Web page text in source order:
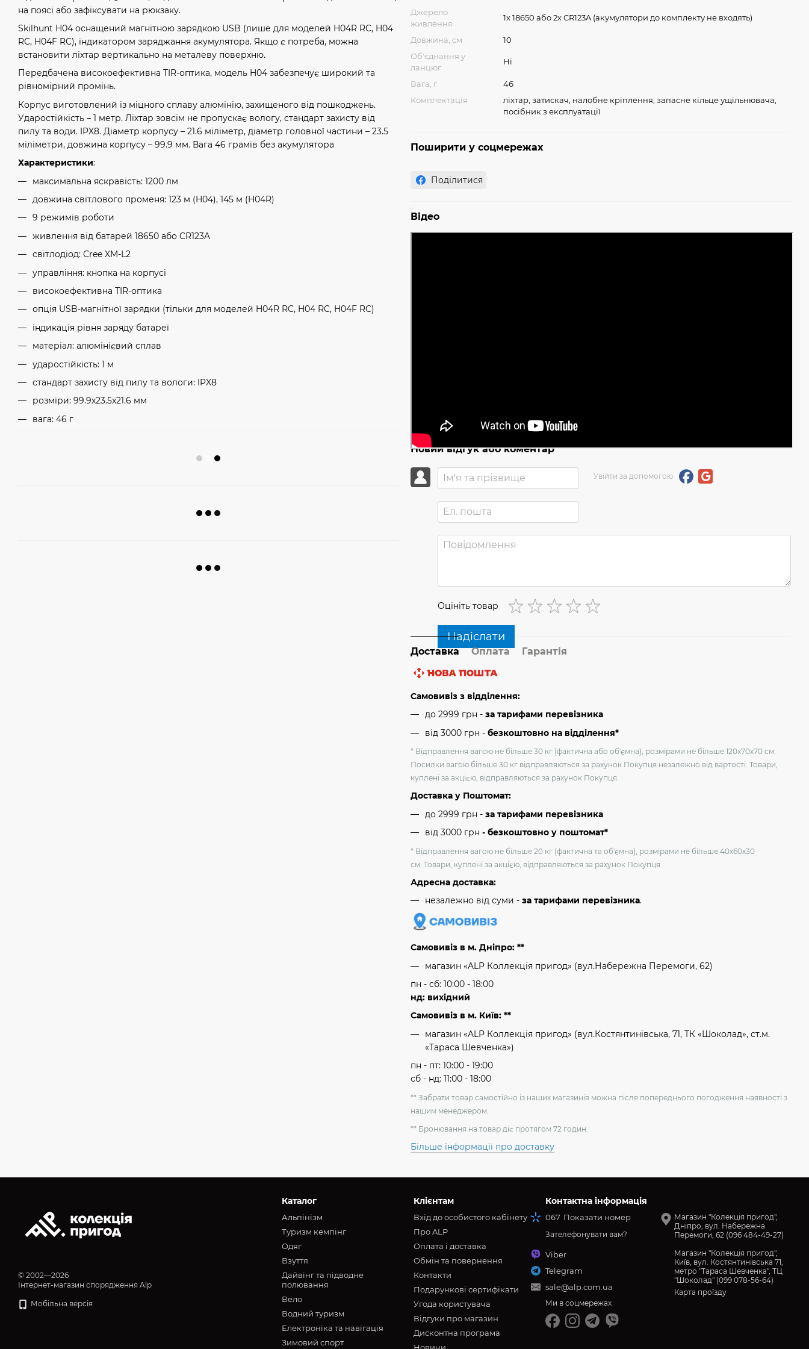
на поясі або зафіксувати на рюкзаку.
Skilhunt H04 оснащений магнітною зарядкою USB (лише для моделей H04R RC, H04
RC, H04F RC), індикатором заряджання акумулятора. Якщо є потреба, можна
встановити ліхтар вертикально на металеву поверхню.
Передбачена високоефективна TIR-оптика, модель H04 забезпечує широкий та
рівномірний промінь.
Корпус виготовлений із міцного сплаву алюмінію, захищеного від пошкоджень.
Ударостійкість – 1 метр. Ліхтар зовсім не пропускає вологу, стандарт захисту від
пилу та води. IPX8. Діаметр корпусу – 21.6 міліметр, діаметр головної частини – 23.5
міліметри, довжина корпусу – 99.9 мм. Вага 46 грамів без акумулятора
Характеристики:
максимальна яскравість: 1200 лм
довжина світлового променя: 123 м (H04), 145 м (H04R)
9 режимів роботи
живлення від батарей 18650 або CR123A
світлодіод: Cree XM-L2
управління: кнопка на корпусі
високоефективна TIR-оптика
опція USB-магнітної зарядки (тільки для моделей H04R RC, H04 RC, H04F RC)
індикація рівня заряду батареї
матеріал: алюмінієвий сплав
ударостійкість: 1 м
стандарт захисту від пилу та вологи: IPX8
розміри: 99.9x23.5x21.6 мм
вага: 46 г
Джерело
живлення
1x 18650 або 2x CR123A (акумулятори до комплекту не входять)
Довжина, см
10
Об'єднання у
ланцюг
Ні
Вага, г
46
Комплектація
ліхтар, затискач, налобне кріплення, запасне кільце ущільнювача,
посібник з експлуатації
Поширити у соцмережах
Поділитися
Відео
Новий відгук або коментар
Увійти за допомогою
Оцініть товар
Надіслати
Доставка Оплата Гарантія
Самовивіз з відділення:
до 2999 грн - за тарифами перевізника
від 3000 грн - безкоштовно на відділення*
* Відправлення вагою не більше 30 кг (фактична або об'ємна), розмірами не більше 120х70х70 см.
Посилки вагою більше 30 кг відправляються за рахунок Покупця незалежно від вартості. Товари,
куплені за акцією, відправляються за рахунок Покупця.
Доставка у Поштомат:
до 2999 грн - за тарифами перевізника
від 3000 грн - безкоштовно у поштомат*
* Відправлення вагою не більше 20 кг (фактична та об'ємна), розмірами не більше 40х60х30
см. Товари, куплені за акцією, відправляються за рахунок Покупця.
Адресна доставка:
незалежно від суми - за тарифами перевізника.
Самовивіз в м. Дніпро: **
магазин «ALP Коллекція пригод» (вул.Набережна Перемоги, 62)
пн - сб: 10:00 - 18:00
нд: вихідний
Самовивіз в м. Київ: **
магазин «ALP Коллекція пригод» (вул.Костянтинівська, 71, ТК «Шоколад», ст.м.
«Тараса Шевченка»)
пн - пт: 10:00 - 19:00
сб - нд: 11:00 - 18:00
** Забрати товар самостійно із наших магазинів можна після попереднього погодження наявності з
нашим менеджером.
** Бронювання на товар діє протягом 72 годин.
Більше інформації про доставку
© 2002—2026
Інтернет-магазин спорядження Alp
Мобільна версія
Каталог
Альпінізм
Туризм кемпінг
Oдяг
Взуття
Дайвінг та підводне
полювання
Вело
Водний туризм
Електроніка та навігація
Зимовий спорт
Клієнтам
Вхід до особистого кабінету
Про ALP
Оплата і доставка
Обмін та повернення
Контакти
Подарункові сертифікати
Угода користувача
Відгуки про магазин
Дисконтна програма
Контактна інформація
067 Показати номер
Зателефонувати вам?
Viber
Telegram
sale@alp.com.ua
Магазин "Колекція пригод",
Дніпро, вул. Набережна
Перемоги, 62 (096 484-49-27)
Магазин "Колекція пригод",
Київ, вул. Костянтинівська 71,
метро "Тараса Шевченка", ТЦ
"Шоколад" (099 078-56-64)
Карта проїзду
Ми в соцмережах